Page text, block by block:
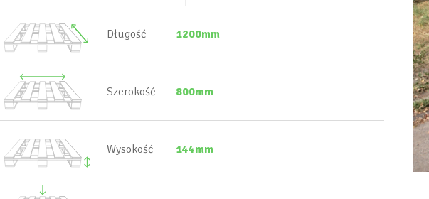
Długość 1200mm
Szerokość 800mm
Wysokość 144mm